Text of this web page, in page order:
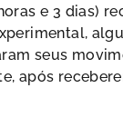
e 3 dias)
seus
após